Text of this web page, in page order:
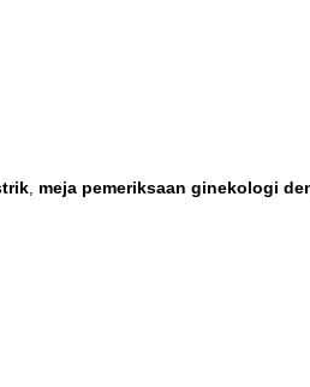
, meja pemeriksaan ginekologi